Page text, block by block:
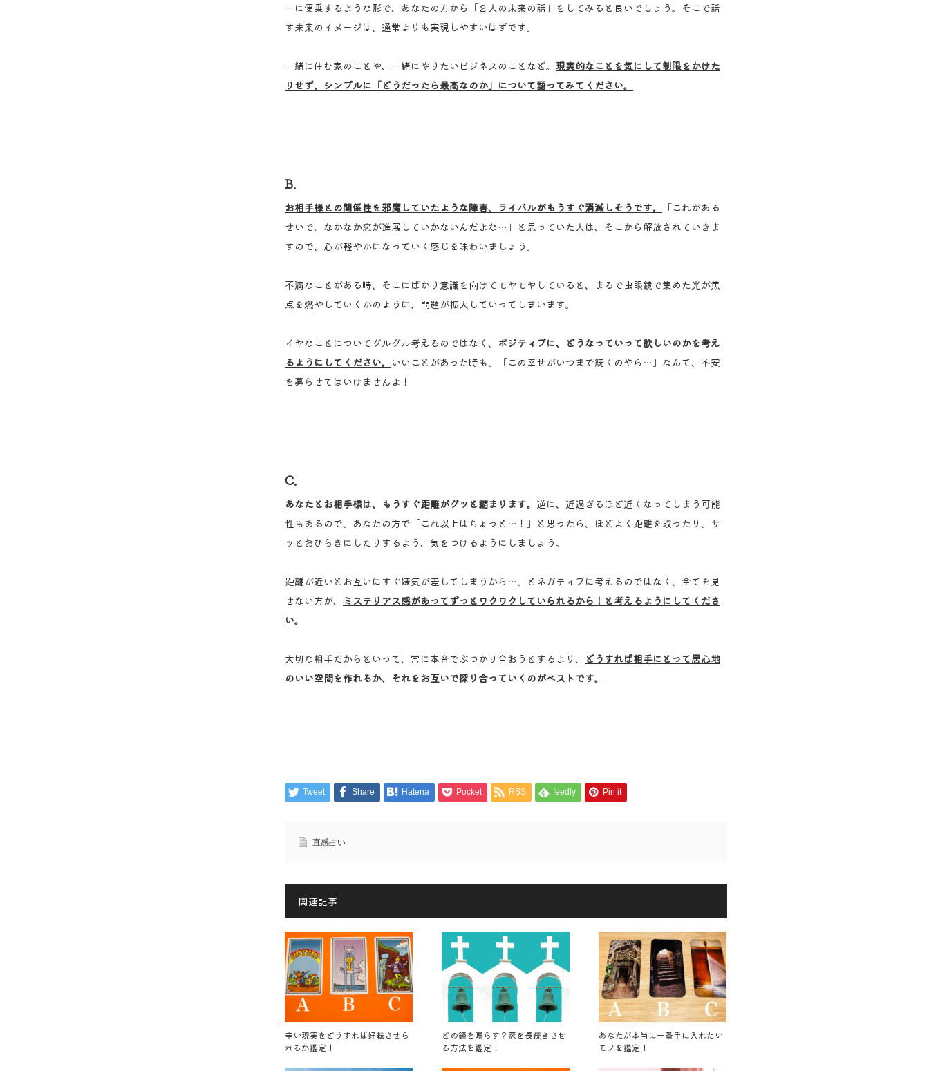
ーに便乗するような形で、あなたの方から「２人の未来の話」をしてみると良いでしょう。そこで話
す未来のイメージは、通常よりも実現しやすいはずです。
一緒に住む家のことや、一緒にやりたいビジネスのことなど。 現実的なことを気にして制限をかけた
りせず、シンプルに「どうだったら最高なのか」について語ってみてください。
B.
お相手様との関係性を邪魔していたような障害、ライバルがもうすぐ消滅しそうです。
「これがある
せいで、なかなか恋が進展していかないんだよな…」と思っていた人は、そこから解放されていきま
すので、心が軽やかになっていく感じを味わいましょう。
不満なことがある時、そこにばかり意識を向けてモヤモヤしていると、まるで虫眼鏡で集めた光が焦
点を燃やしていくかのように、問題が拡大していってしまいます。
イヤなことについてグルグル考えるのではなく、 ポジティブに、どうなっていって欲しいのかを考え
るようにしてください。 いいことがあった時も、「この幸せがいつまで続くのやら…」なんて、不安
を募らせてはいけませんよ！
C.
あなたとお相手様は、もうすぐ距離がグッと縮まります。 逆に、近過ぎるほど近くなってしまう可能
性もあるので、あなたの方で「これ以上はちょっと…！」と思ったら、ほどよく距離を取ったり、サ
ッとおひらきにしたりするよう、気をつけるようにしましょう。
距離が近いとお互いにすぐ嫌気が差してしまうから…、とネガティブに考えるのではなく、全てを見
せない方が、
ミステリアス感があってずっとワクワクしていられるから！と考えるようにしてくださ
い。
大切な相手だからといって、常に本音でぶつかり合おうとするより、
どうすれば相手にとって居心地
のいい空間を作れるか、それをお互いで探り合っていくのがベストです。
Tweet Share Hatena Pocket RSS feedly Pin it
直感占い
関連記事
辛い現実をどうすれば好転させら
れるか鑑定！
どの鐘を鳴らす？恋を長続きさせ
る方法を鑑定！
あなたが本当に一番手に入れたい
モノを鑑定！